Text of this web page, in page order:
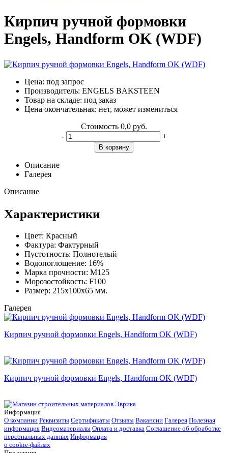
Кирпич ручной формовки
Engels, Handform OK (WDF)
Цена: под запрос
Производитель: ENGELS BAKSTEEN
Товар на складе: под заказ
Цена окончательная: нет, может измениться
Стоимость 0,0 руб.
-
+
В корзину
Описание
Галерея
Описание
Характеристики
Цвет: Красный
Фактура: Фактурный
Пустотность: Полнотелый
Водопоглощение: 16%
Марка прочности: М125
Морозостойкость: F100
Размер: 215x100x65 мм.
Галерея
Кирпич ручной формовки Engels, Handform OK (WDF)
Кирпич ручной формовки Engels, Handform OK (WDF)
Информация
О компании Реквизиты Сертификаты Отзывы Вакансии Галерея Полезная
информация Видеоматериалы Оплата и доставка Соглашение об обработке
персональных данных Информация
о cookie-файлах